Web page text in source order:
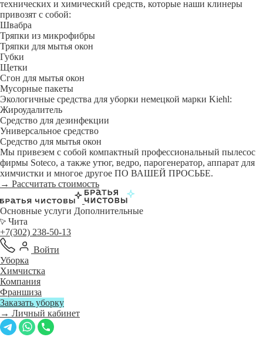
технических и химический средств, которые наши клинеры
привозят с собой:
Швабра
Тряпки из микрофибры
Тряпки для мытья окон
Губки
Щетки
Сгон для мытья окон
Мусорные пакеты
Экологичные средства для уборки немецкой марки Kiehl:
Жироудалитель
Средство для дезинфекции
Универсальное средство
Средство для мытья окон
Мы привезем с собой компактный профессиональный пылесос
фирмы Soteco, а также утюг, ведро, парогенератор, аппарат для
химчистки и многое другое ПО ВАШЕЙ ПРОСЬБЕ.
→ Рассчитать стоимость
Основные услуги Дополнительные
Чита
+7(302) 238-50-13
Войти
Уборка
Химчистка
Компания
Франшиза
Заказать уборку
→ Личный кабинет